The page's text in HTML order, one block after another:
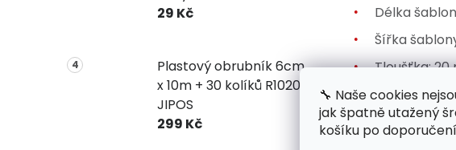
🔧 Naše cookies
jak špatně utažený
košíku po
29 Kč
Plastový obrubník 6cm
x 10m + 30 kolíků R1020
JIPOS
299 Kč
Délka
Šířka
Tloušťka: 20
Tloušťka
Čtení: